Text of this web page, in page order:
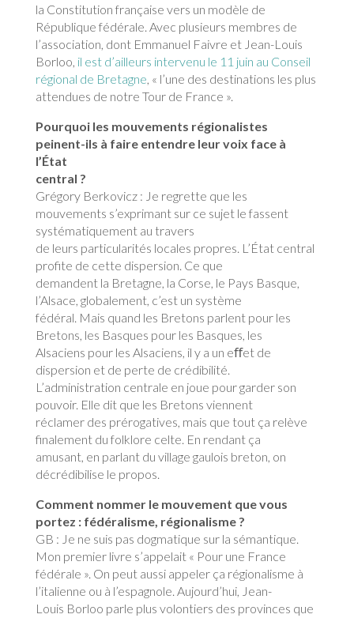
la Constitution française vers un modèle de
République fédérale. Avec plusieurs membres de
l’association, dont Emmanuel Faivre et Jean-Louis
Borloo, il est d’ailleurs intervenu le 11 juin au Conseil
régional de Bretagne, « l’une des destinations les plus
attendues de notre Tour de France ».
Pourquoi les mouvements régionalistes
peinent-ils à faire entendre leur voix face à
l’État
central ?
Grégory Berkovicz : Je regrette que les
mouvements s’exprimant sur ce sujet le fassent
systématiquement au travers
de leurs particularités locales propres. L’État central
profite de cette dispersion. Ce que
demandent la Bretagne, la Corse, le Pays Basque,
l’Alsace, globalement, c’est un système
fédéral. Mais quand les Bretons parlent pour les
Bretons, les Basques pour les Basques, les
Alsaciens pour les Alsaciens, il y a un eﬀet de
dispersion et de perte de crédibilité.
L’administration centrale en joue pour garder son
pouvoir. Elle dit que les Bretons viennent
réclamer des prérogatives, mais que tout ça relève
finalement du folklore celte. En rendant ça
amusant, en parlant du village gaulois breton, on
décrédibilise le propos.
Comment nommer le mouvement que vous
portez : fédéralisme, régionalisme ?
GB : Je ne suis pas dogmatique sur la sémantique.
Mon premier livre s’appelait « Pour une France
fédérale ». On peut aussi appeler ça régionalisme à
l’italienne ou à l’espagnole. Aujourd’hui, Jean-
Louis Borloo parle plus volontiers des provinces que